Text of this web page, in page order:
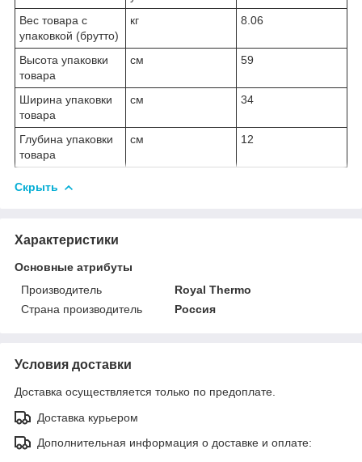
Вес товара с
упаковкой (брутто)
кг 8.06
Высота упаковки
товара
см 59
Ширина упаковки
товара
см 34
Глубина упаковки
товара
см 12
Скрыть
Характеристики
Основные атрибуты
Производитель
Royal Thermo
Страна производитель
Россия
Условия доставки
Доставка осуществляется только по предоплате.
Доставка курьером
Дополнительная информация о доставке и оплате: